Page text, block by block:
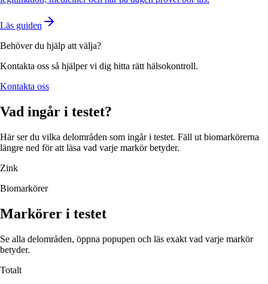
Läs guiden
Behöver du hjälp att välja?
Kontakta oss så hjälper vi dig hitta rätt hälsokontroll.
Kontakta oss
Vad ingår i testet?
Här ser du vilka delområden som ingår i testet. Fäll ut biomarkörerna
längre ned för att läsa vad varje markör betyder.
Zink
Biomarkörer
Markörer i testet
Se alla delområden, öppna popupen och läs exakt vad varje markör
betyder.
Totalt